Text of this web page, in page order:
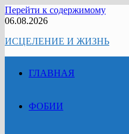
Перейти к содержимому
06.08.2026
ИСЦЕЛЕНИЕ И ЖИЗНЬ
ГЛАВНАЯ
ФОБИИ